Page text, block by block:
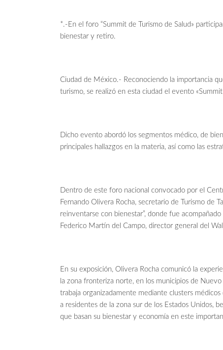
*.-En el foro “Summit de Turismo de Salud»
bienestar y retiro.
Ciudad de México.- Reconociendo la importancia
turismo, se realizó en esta ciudad el evento
Dicho evento abordó los segmentos médico, de
principales hallazgos en la materia, así como las
Dentro de este foro nacional convocado por el
Fernando Olivera Rocha, secretario de Turismo de
reinventarse con bienestar”, donde fue
Federico Martín del Campo, director general del
En su exposición, Olivera Rocha comunicó la
la zona fronteriza norte, en los municipios de
trabaja organizadamente mediante clusters
a residentes de la zona sur de los Estados Unidos,
que basan su bienestar y economía en este